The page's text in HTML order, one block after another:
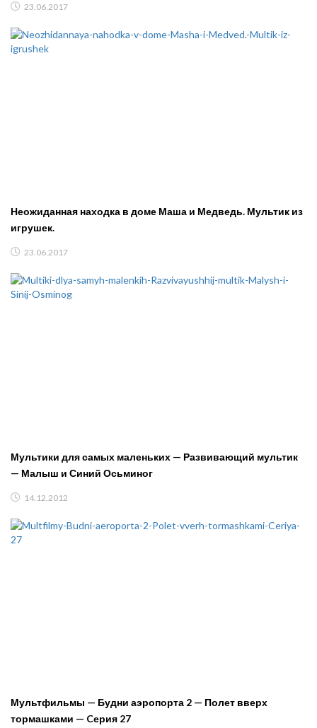
23.06.2017
Неожиданная находка в доме Маша и Медведь. Мультик из
игрушек.
23.06.2017
Мультики для самых маленьких — Развивающий мультик
— Малыш и Синий Осьминог
14.12.2012
Мультфильмы — Будни аэропорта 2 — Полет вверх
тормашками — Cерия 27